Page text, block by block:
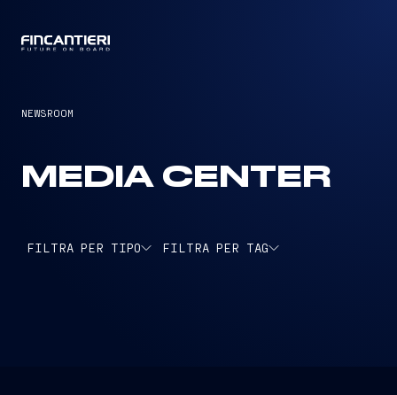
NEWSROOM
MEDIA CENTER
FILTRA PER TIPO FILTRA PER TAG